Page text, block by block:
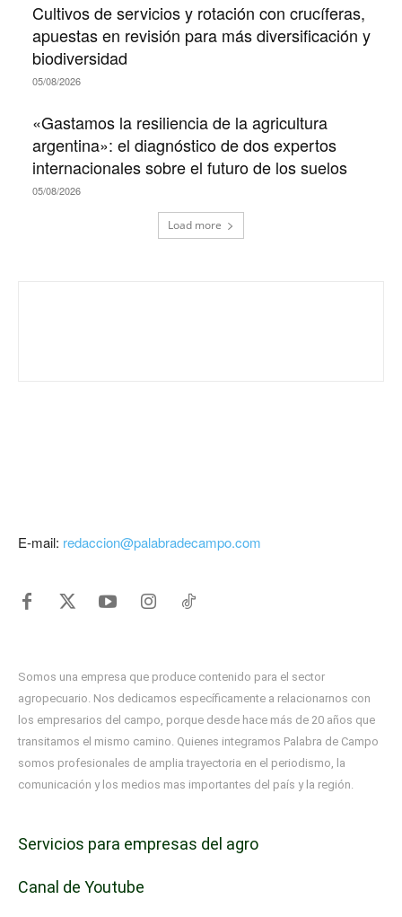
Cultivos de servicios y rotación con crucíferas,
apuestas en revisión para más diversificación y
biodiversidad
05/08/2026
«Gastamos la resiliencia de la agricultura
argentina»: el diagnóstico de dos expertos
internacionales sobre el futuro de los suelos
05/08/2026
Load more
E-mail: redaccion@palabradecampo.com
Somos una empresa que produce contenido para el sector
agropecuario. Nos dedicamos específicamente a relacionarnos con
los empresarios del campo, porque desde hace más de 20 años que
transitamos el mismo camino. Quienes integramos Palabra de Campo
somos profesionales de amplia trayectoria en el periodismo, la
comunicación y los medios mas importantes del país y la región.
Servicios para empresas del agro
Canal de Youtube